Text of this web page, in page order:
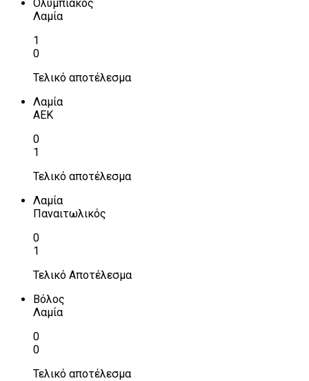
Ολυμπιακός
Λαμία
1
0
Τελικό αποτέλεσμα
Λαμία
ΑΕΚ
0
1
Τελικό αποτέλεσμα
Λαμία
Παναιτωλικός
0
1
Τελικό Αποτέλεσμα
Βόλος
Λαμία
0
0
Τελικό αποτέλεσμα